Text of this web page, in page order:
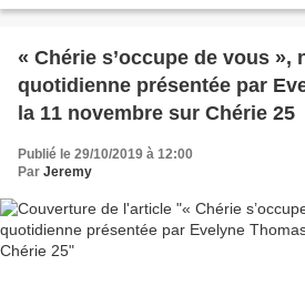
« Chérie s’occupe de vous »,
quotidienne présentée par
la 11 novembre sur Chérie 25
Publié le 29/10/2019 à 12:00
Par Jeremy